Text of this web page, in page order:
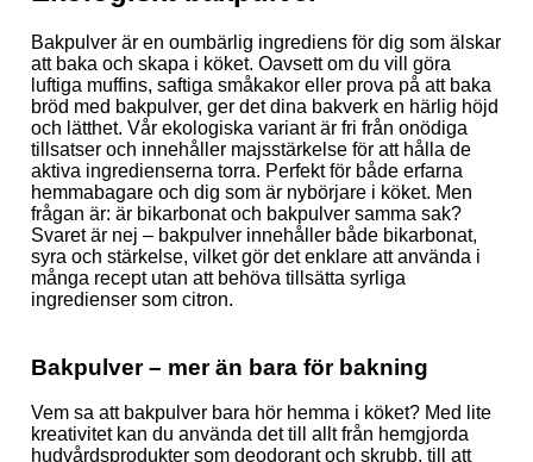
Bakpulver är en oumbärlig ingrediens för dig som älskar
att baka och skapa i köket. Oavsett om du vill göra
luftiga muffins, saftiga småkakor eller prova på att baka
bröd med bakpulver, ger det dina bakverk en härlig höjd
och lätthet. Vår ekologiska variant är fri från onödiga
tillsatser och innehåller majsstärkelse för att hålla de
aktiva ingredienserna torra. Perfekt för både erfarna
hemmabagare och dig som är nybörjare i köket. Men
frågan är: är bikarbonat och bakpulver samma sak?
Svaret är nej – bakpulver innehåller både bikarbonat,
syra och stärkelse, vilket gör det enklare att använda i
många recept utan att behöva tillsätta syrliga
ingredienser som citron.
Bakpulver – mer än bara för bakning
Vem sa att bakpulver bara hör hemma i köket? Med lite
kreativitet kan du använda det till allt från hemgjorda
hudvårdsprodukter som deodorant och skrubb, till att